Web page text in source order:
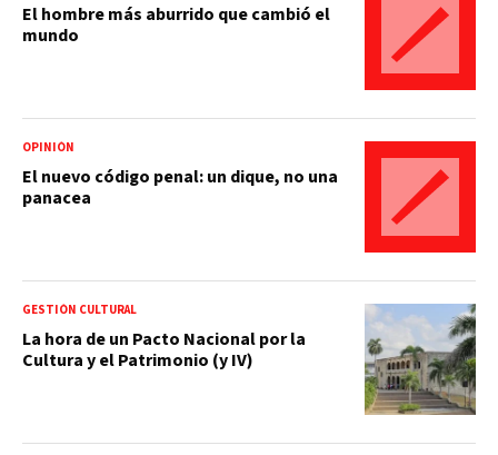
El hombre más aburrido que cambió el
mundo
OPINIÓN
El nuevo código penal: un dique, no una
panacea
GESTIÓN CULTURAL
La hora de un Pacto Nacional por la
Cultura y el Patrimonio (y IV)